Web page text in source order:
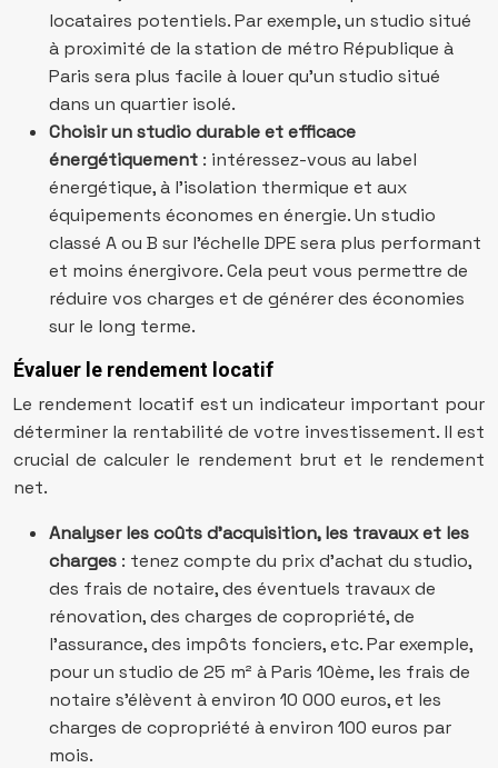
locataires potentiels. Par exemple, un studio situé
à proximité de la station de métro République à
Paris sera plus facile à louer qu’un studio situé
dans un quartier isolé.
Choisir un studio durable et efficace
énergétiquement : intéressez-vous au label
énergétique, à l’isolation thermique et aux
équipements économes en énergie. Un studio
classé A ou B sur l’échelle DPE sera plus performant
et moins énergivore. Cela peut vous permettre de
réduire vos charges et de générer des économies
sur le long terme.
Évaluer le rendement locatif
Le rendement locatif est un indicateur important pour
déterminer la rentabilité de votre investissement. Il est
crucial de calculer le rendement brut et le rendement
net.
Analyser les coûts d’acquisition, les travaux et les
charges : tenez compte du prix d’achat du studio,
des frais de notaire, des éventuels travaux de
rénovation, des charges de copropriété, de
l’assurance, des impôts fonciers, etc. Par exemple,
pour un studio de 25 m² à Paris 10ème, les frais de
notaire s’élèvent à environ 10 000 euros, et les
charges de copropriété à environ 100 euros par
mois.